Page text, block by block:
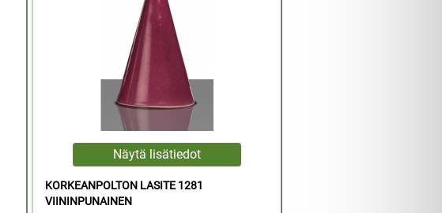
KORKEANPOLTON LASITE 1281
VIININPUNAINEN